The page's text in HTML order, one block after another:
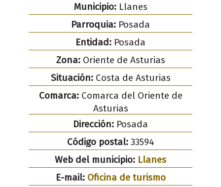
Municipio: Llanes
Parroquia: Posada
Entidad: Posada
Zona:Oriente de Asturias
Situación:Costa de Asturias
Comarca:Comarca del Oriente de
Asturias
Dirección: Posada
Código postal:33594
Web del municipio: Llanes
E-mail: Oficina de turismo